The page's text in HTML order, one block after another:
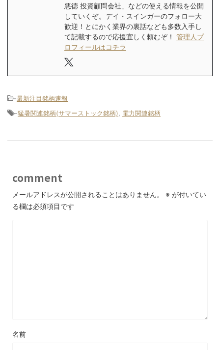
悪徳 投資顧問会社」などの使える情報を公開
していくぞ。デイ・スインガーのフォロー大
歓迎！とにかく業界の裏話なども多数入手し
て記載するので応援宜しく頼むぞ！ 管理人プ
ロフィールはコチラ
-最新注目銘柄速報
-猛暑関連銘柄(サマーストック銘柄) 電力関連銘柄
comment
メールアドレスが公開されることはありません。 ※ が付いてい
る欄は必須項目です
名前